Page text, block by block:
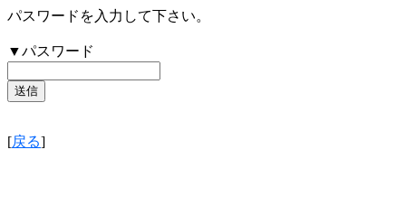
パスワードを入力して下さい。
▼パスワード
[戻る]